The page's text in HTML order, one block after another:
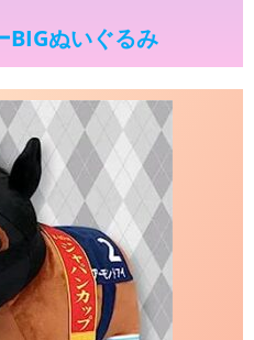
BIGぬいぐるみ